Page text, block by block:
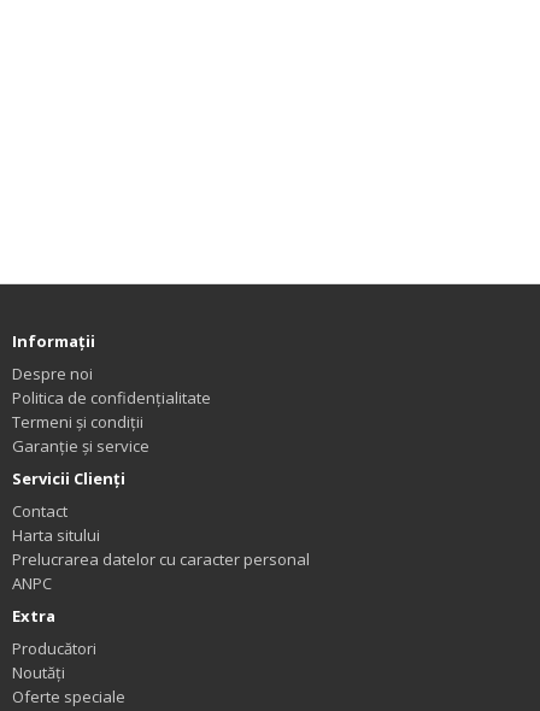
Informaţii
Despre noi
Politica de confidențialitate
Termeni și condiții
Garanție și service
Servicii Clienţi
Contact
Harta sitului
Prelucrarea datelor cu caracter personal
ANPC
Extra
Producători
Noutăți
Oferte speciale